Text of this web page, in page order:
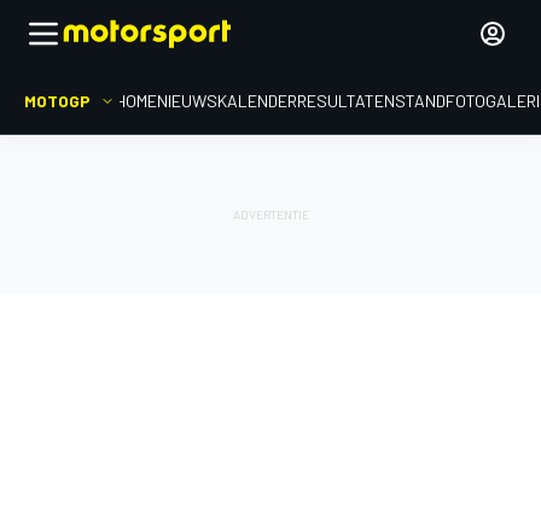
MOTOGP HOMENIEUWSKALENDERRESULTATENSTAND